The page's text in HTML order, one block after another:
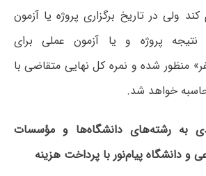
ولی در تاریخ برگزاری پروژه یا آزمون
پروژه و یا آزمون عملی برای
منظور شده و نمره کل نهایی متقاضی با
خواهد شد.
به رشته‌های دانشگاه‌ها و مؤسسات
و دانشگاه پیام‌نور با پرداخت هزینه